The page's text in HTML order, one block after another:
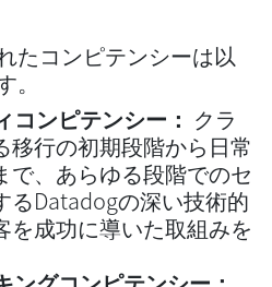
たコンピテンシーは以
コンピテンシー： クラ
移行の初期段階から日常
で、あらゆる段階でのセ
るDatadogの深い技術的
を成功に導いた取組みを